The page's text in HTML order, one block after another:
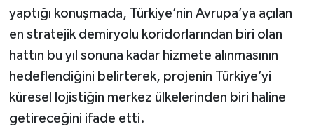
yaptığı konuşmada, Türkiye’nin Avrupa’ya açılan
en stratejik demiryolu koridorlarından biri olan
hattın bu yıl sonuna kadar hizmete alınmasının
hedeflendiğini belirterek, projenin Türkiye’yi
küresel lojistiğin merkez ülkelerinden biri haline
getireceğini ifade etti.